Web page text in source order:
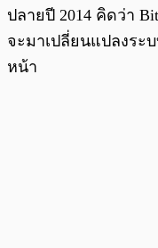
ปลายปี 2014 คิดว่า
จะมาเปลี่ยนแปลงระ
หน้า